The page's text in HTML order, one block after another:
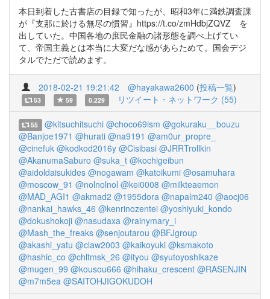
本日到着した古書店の目録で知ったが、昭和3年に満鉄調査課
が『支那に於ける無尽の慣習』https://t.co/zmHdbjZQVZ を
出していた。中国各地の庶民金融の諸形態を調べ上げてい
て、帝国主義とは本当に大変だな感があらためて。国会デジ
タルでただで読めます。
2018-02-21 19:21:42 @hayakawa2600 (投稿一覧)
53 59 0.229 リツイート・ネットワーク (55)
55 @kitsuchitsuchi @choco69ism @gokuraku__bouzu
@Banjoe1971 @hurati @na9191 @am0ur_propre_
@cinefuk @kodkod2016y @Cisibasi @JRRTrollkin
@AkanumaSaburo @suka_t @kochigeibun
@aidoldaisukides @nogawam @katoikumi @osamuhara
@moscow_91 @nolnolnol @kei0008 @milkteaemon
@MAD_AGI1 @akmad2 @1955dora @napalm240 @aocj06
@nankai_hawks_46 @kenrinozentei @yoshiyuki_kondo
@dokushokoji @nasudaxa @rainymary_i
@Mash_the_freaks @senjoutarou @BFJgroup
@akashi_yatu @claw2003 @kaikoyuki @ksmakoto
@hashic_co @chltmsk_26 @ityou @syutoyoshikaze
@mugen_99 @kousou666 @hihaku_crescent @RASENJIN
@m7m5ea @SAITOHJIGOKUDOH